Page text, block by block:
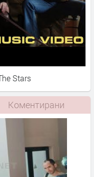
Stars
Коментирани